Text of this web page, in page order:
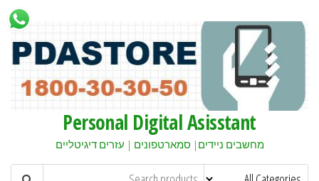
Personal Digital Asisstant
מחשבים ניידים| סמארטפונים | עזרים דיגיטליים